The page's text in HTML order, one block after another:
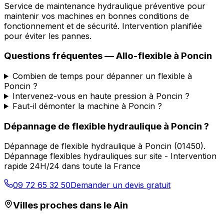
Service de maintenance hydraulique préventive pour
maintenir vos machines en bonnes conditions de
fonctionnement et de sécurité. Intervention planifiée
pour éviter les pannes.
Questions fréquentes —Allo-flexible à Poncin
Combien de temps pour dépanner un flexible à
Poncin ?
Intervenez-vous en haute pression à Poncin ?
Faut-il démonter la machine à Poncin ?
Dépannage de flexible hydraulique à Poncin ?
Dépannage de flexible hydraulique à Poncin (01450).
Dépannage flexibles hydrauliques sur site - Intervention
rapide 24H/24 dans toute la France
09 72 65 32 50Demander un devis gratuit
Villes proches dans leAin